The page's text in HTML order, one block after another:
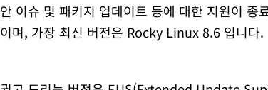
안 이슈 및 패키지 업데이트 등에 대한 지원이
이며, 가장 최신 버전은 Rocky Linux 8.6 입니다.